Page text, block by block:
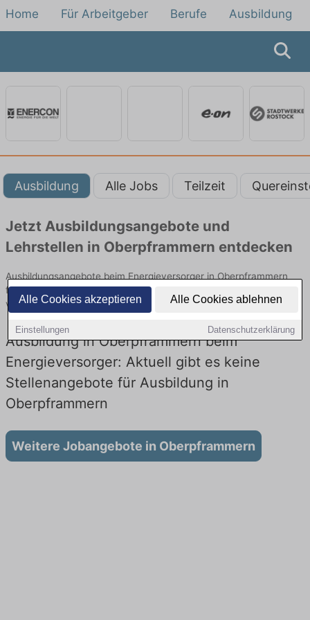
Alle Cookies akzeptieren Alle Cookies ablehnen
Einstellungen Datenschutzerklärung
Home Für Arbeitgeber Berufe Ausbildung
Ausbildung Alle Jobs Teilzeit
Jetzt Ausbildungsangebote und
Lehrstellen in Oberpframmern entdecken
Ausbildungsangebote beim Energieversorger in Oberpframmern
finden Sie von namhaften Firmen. Entdecken Sie freie Optionen
von Top-Arbeitgebern und bewerben Sie sich noch heute.
Ausbildung in Oberpframmern beim
Energieversorger: Aktuell gibt es keine
Stellenangebote für Ausbildung in
Oberpframmern
Weitere Jobangebote in Oberpframmern